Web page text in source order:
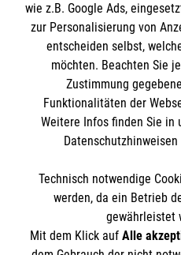
Mitarbeiten
Wir Malteser
Downloads
Datenschutz
Malteser online
Malteserorden
Malteser Jugend
Mediathek
Soziale Netzwerke
Der Malteser Hilfsdienst e.V.
wie z.B. Google Ads,
zur Personalisierung von
entscheiden selbst,
möchten. Beachten Sie
Zustimmung
Funktionalitäten der
Weitere Infos finden Sie in
Technisch notwendige
werden, da ein Betrieb
gewährleistet
Mit dem Klick auf Alle